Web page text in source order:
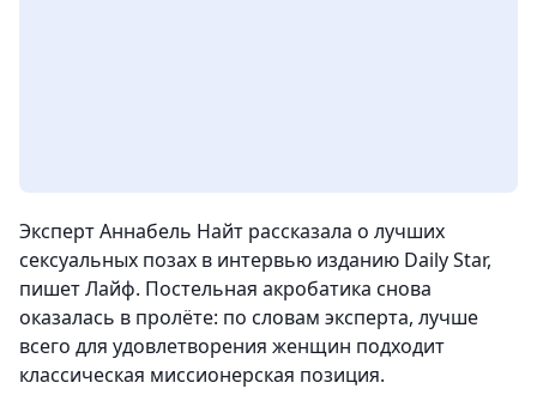
Эксперт Аннабель Найт рассказала о лучших
сексуальных позах в интервью изданию Daily Star,
пишет Лайф. Постельная акробатика снова
оказалась в пролёте: по словам эксперта, лучше
всего для удовлетворения женщин подходит
классическая миссионерская позиция.